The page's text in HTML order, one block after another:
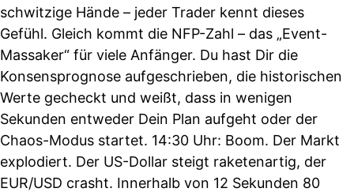
schwitzige Hände – jeder Trader kennt dieses
Gefühl. Gleich kommt die NFP-Zahl – das „Event-
Massaker“ für viele Anfänger. Du hast Dir die
Konsensprognose aufgeschrieben, die historischen
Werte gecheckt und weißt, dass in wenigen
Sekunden entweder Dein Plan aufgeht oder der
Chaos-Modus startet. 14:30 Uhr: Boom. Der Markt
explodiert. Der US-Dollar steigt raketenartig, der
EUR/USD crasht. Innerhalb von 12 Sekunden 80